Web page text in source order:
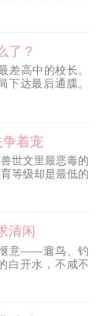
夜被敲究竟是何
背后又隐藏了什
们的委托任务，
他，帮李白寻找
很精彩，不能浪
了？
差高中的校长。
下达最后通牒。
，林育才激活
建议并完成，就
带偏。 差生恶作
种你请五星级大
励神级厨艺光环
着宠
世文里最恶毒的
等级却是最低的
虐待手下的兽
鳞片，把银狼族
殷萝穿过来的时
缠上来。 她一
的事就当没发生
清闲
意——遛鸟、钓
白开水，不咸不
一道雷劈下来，
还是自己相对